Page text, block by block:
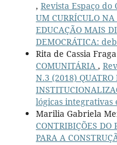
, Revista Espaço do
UM CURRÍCULO NA
EDUCAÇÃO MAIS
DEMOCRÁTICA:
Rita de Cassia
COMUNITÁRIA ,
N.3 (2018) QUATRO
lógicas
Marilia Gabriela
CONTRIBIÇÕES DO
PARA A